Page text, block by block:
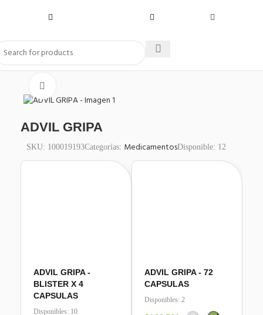
ADVIL GRIPA
SKU: 100019193Categorías: MedicamentosDisponible: 12
ADVIL GRIPA -
BLISTER X 4
CAPSULAS
Disponibles: 10
ADVIL GRIPA - 72
CAPSULAS
Disponibles: 2